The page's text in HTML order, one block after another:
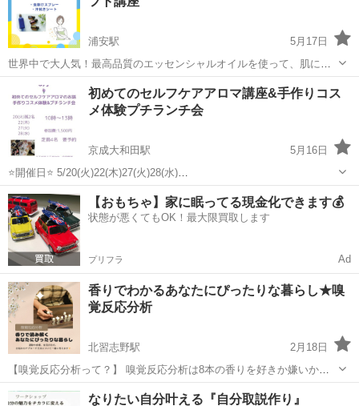
一人の方もお気軽にお越し下さい。修了証...
浦安駅
5月17日
世界中で大人気！最高品質のエッセンシャルオイルを使って、肌に優
しいアイテムを手作りしてみませんか？ クラフト体験とともに、おう
ちで始められるアロマクラフトのこつや選び方もお伝えします。 ＜こ
んな方におすすめ＞ ...
浦安市 浦安駅 アロマクラフト
初めてのセルフケアアロマ講座&手作りコス
メ体験プチランチ会
京成大和田駅
5月16日
⭐️開催日⭐️ 5/20(火)22(木)27(火)28(水)
6/2(月)4(水)5(金)10(火)23(月)26(木) ⭐️時間⭐️ 10時から13時ごろまで ⭐️参
加条件⭐️ 祥子チーム、非会員の方 女性限定 ⭐️参...
千葉 八千代市 京成大和田駅 アロマ ドテラ
【おもちゃ】家に眠ってる現金化できます💰
状態が悪くてもOK！最大限買取します
プリフラ Ad
香りでわかるあなたにぴったりな暮らし★嗅
覚反応分析
北習志野駅
2月18日
【嗅覚反応分析って？】 嗅覚反応分析は8本の香りを好きか嫌いかで
順番に並び替え、心と体のバランスをグラフで数値化してあなたの体
質分析を行います。 香りは本能に届くため、自分の気付いていない体
千葉 船橋市 北習志野駅 アロマ 嗅覚
なりたい自分叶える『自分取説作り』